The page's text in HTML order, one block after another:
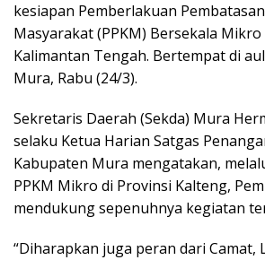
kesiapan Pemberlakuan
Masyarakat (PPKM) Bersekala
Kalimantan Tengah. Bertempat di
Mura, Rabu (24/3).
Sekretaris Daerah (Sekda) Mura
selaku Ketua Harian Satgas
Kabupaten Mura mengatakan,
PPKM Mikro di Provinsi Kalteng,
mendukung sepenuhnya kegiatan
“Diharapkan juga peran dari Camat,